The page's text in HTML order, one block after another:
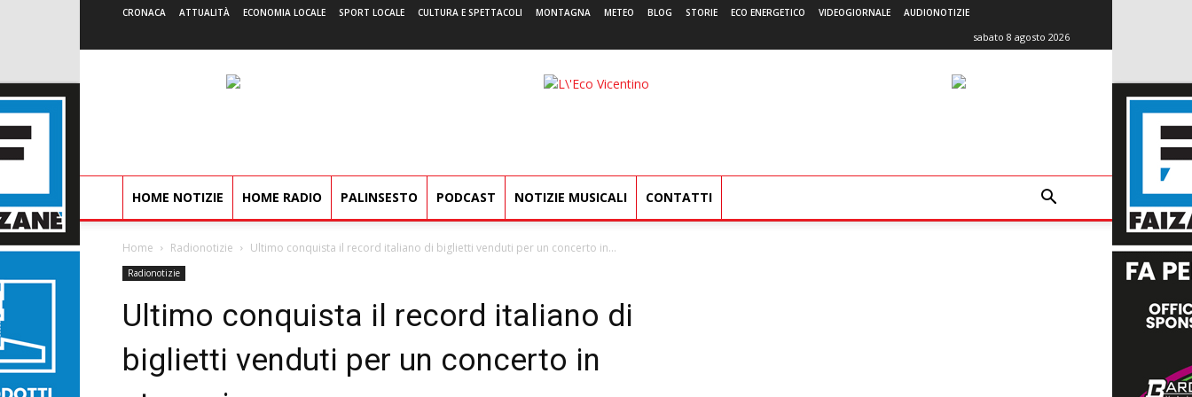
CRONACA ATTUALITÀ ECONOMIA LOCALE SPORT LOCALE CULTURA E SPETTACOLI MONTAGNA METEO BLOG STORIE ECO ENERGETICO VIDEOGIORNALE AUDIONOTIZIE
sabato 8 agosto 2026
L'Eco
HOME NOTIZIE HOME RADIO PALINSESTO PODCAST NOTIZIE MUSICALI CONTATTI
Home Radionotizie Ultimo conquista il record italiano di biglietti venduti per un concerto in...
Radionotizie
Ultimo conquista il record italiano di
biglietti venduti per un concerto in